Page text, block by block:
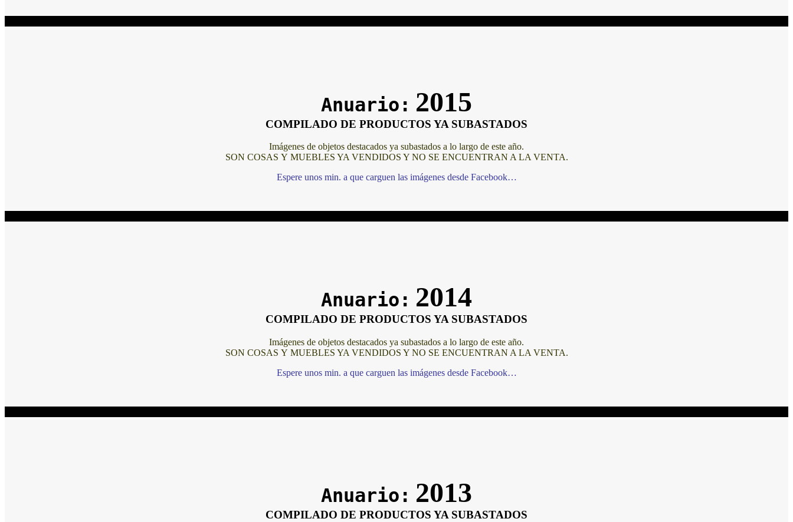
Anuario: 2015
COMPILADO DE PRODUCTOS YA SUBASTADOS
Imágenes de objetos destacados ya subastados a lo largo de este año.
SON COSAS Y MUEBLES YA VENDIDOS Y NO SE ENCUENTRAN A LA VENTA.
Espere unos min. a que carguen las imágenes desde Facebook…
Anuario: 2014
COMPILADO DE PRODUCTOS YA SUBASTADOS
Imágenes de objetos destacados ya subastados a lo largo de este año.
SON COSAS Y MUEBLES YA VENDIDOS Y NO SE ENCUENTRAN A LA VENTA.
Espere unos min. a que carguen las imágenes desde Facebook…
Anuario: 2013
COMPILADO DE PRODUCTOS YA SUBASTADOS